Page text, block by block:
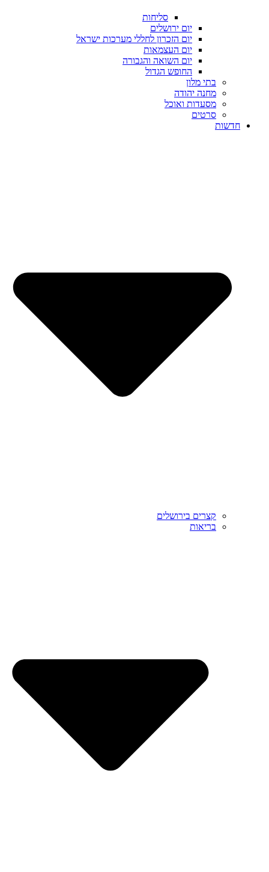
סליחות
יום ירושלים
יום הזכרון לחללי מערכות ישראל
יום העצמאות
יום השואה והגבורה
החופש הגדול
בתי מלון
מחנה יהודה
מסעדות ואוכל
סרטים
חדשות
קצרים בירושלים
בריאות